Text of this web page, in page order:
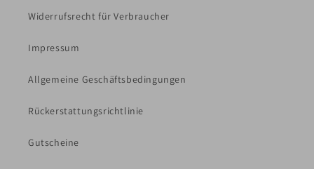
Widerrufsrecht für Verbraucher
Impressum
Allgemeine Geschäftsbedingungen
Rückerstattungsrichtlinie
Gutscheine